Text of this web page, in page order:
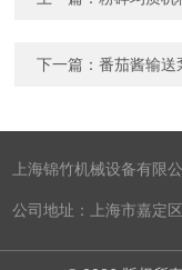
下一篇：番茄酱输送
上海锦竹机械设备有限公
公司地址：上海市嘉定